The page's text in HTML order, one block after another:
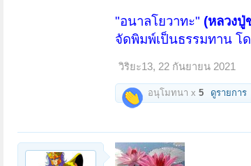
"อนาลโยวาทะ" (หลวงปู่
จัดพิมพ์เป็นธรรมทาน โ
วิริยะ13, 22 กันยายน 2021
อนุโมทนา x 5 ดูรายการ